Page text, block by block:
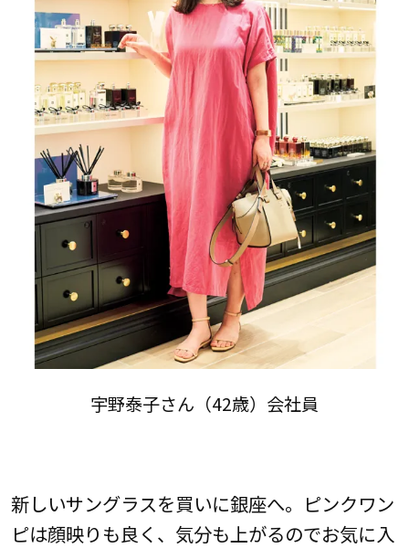
宇野泰子さん（42歳）会社員
新しいサングラスを買いに銀座へ。ピンクワン
ピは顔映りも良く、気分も上がるのでお気に入